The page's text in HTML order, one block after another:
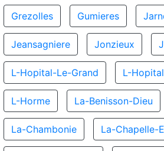
Grezolles Gumieres
Jeansagniere Jonzieux
L-Hopital-Le-Grand L-
L-Horme La-Benisson-Dieu
La-Chambonie La-Chapelle-